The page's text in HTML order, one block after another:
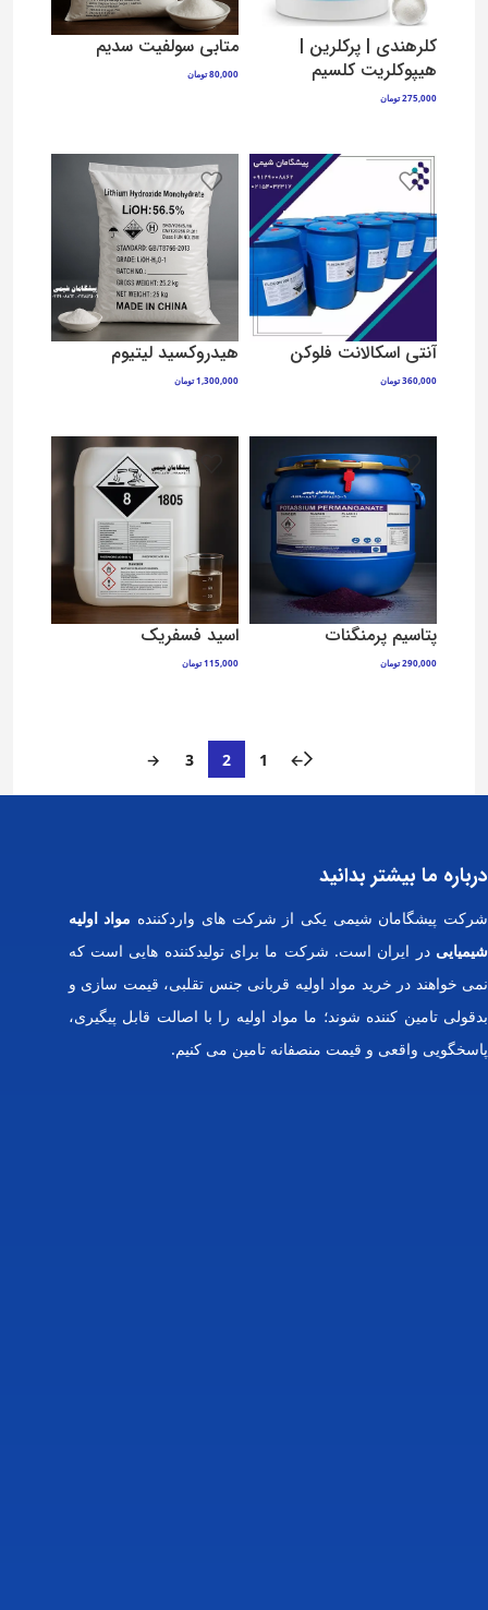
کلرهندی | پرکلرین |
هیپوکلریت کلسیم
275,000تومان
متابی سولفیت سدیم
80,000تومان
آنتی اسکالانت فلوکن
360,000تومان
هیدروکسید لیتیوم
1,300,000تومان
پتاسیم پرمنگنات
290,000تومان
اسید فسفریک
115,000تومان
←
1
2
3
→
درباره ما بیشتر بدانید
شرکت پیشگامان شیمی یکی از شرکت های واردکننده مواد اولیه
شیمیایی در ایران است. شرکت ما برای تولیدکننده هایی است که
نمی خواهند در خرید مواد اولیه قربانی جنس تقلبی، قیمت سازی و
بدقولی تامین کننده شوند؛ ما مواد اولیه را با اصالت قابل پیگیری،
پاسخگویی واقعی و قیمت منصفانه تامین می کنیم.